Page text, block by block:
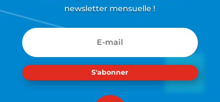
newsletter mensuelle !
S'abonner